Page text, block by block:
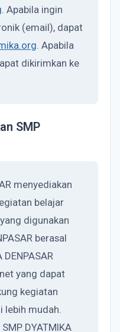
. Apabila ingin
(email), dapat
. Apabila
dikirimkan ke
SMP
menyediakan
belajar
digunakan
berasal
DENPASAR
yang dapat
kegiatan
lebih mudah.
DYATMIKA